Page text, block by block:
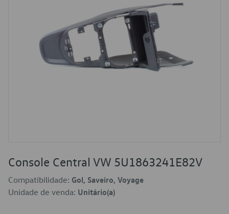
Console Central VW 5U1863241E82V
Compatibilidade: Gol, Saveiro, Voyage
Unidade de venda: Unitário(a)